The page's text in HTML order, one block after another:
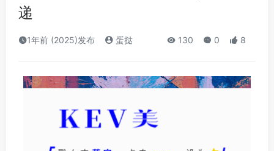
递
1年前 (2025)发布 蛋挞 130 0 8